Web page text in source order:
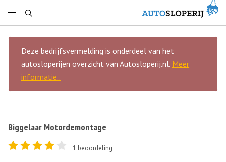
Deze bedrijfsvermelding is onderdeel van het
autosloperijen overzicht van Autosloperij.nl. Meer
informatie..
Biggelaar Motordemontage
1 beoordeling